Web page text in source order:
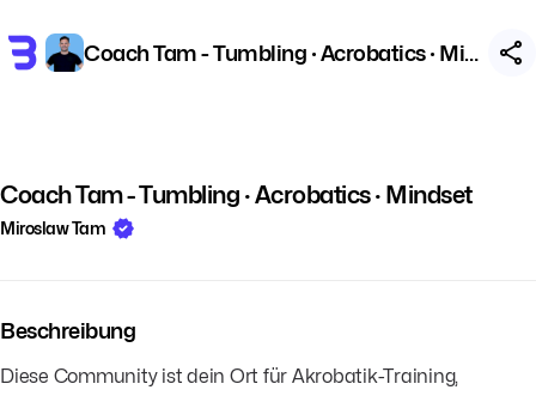
Coach Tam - Tumbling · Acrobatics · Mindset
Coach Tam - Tumbling · Acrobatics · Mindset
Miroslaw Tam
Beschreibung
Diese Community ist dein Ort für Akrobatik-Training,